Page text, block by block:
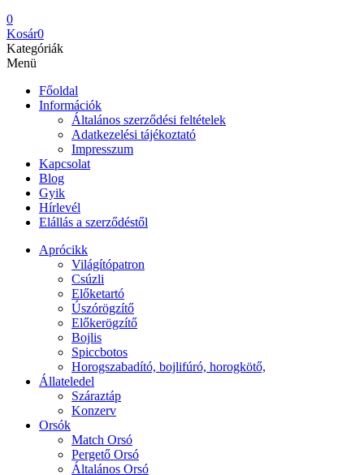
0
Kosár0
Kategóriák
Menü
Főoldal
Információk
Általános szerződési feltételek
Adatkezelési tájékoztató
Impresszum
Kapcsolat
Blog
Gyik
Hírlevél
Elállás a szerződéstől
Aprócikk
Világítópatron
Csúzli
Előketartó
Úszórögzítő
Előkerögzítő
Bojlis
Spiccbotos
Horogszabadító, bojlifúró, horogkötő,
Állateledel
Száraztáp
Konzerv
Orsók
Match Orsó
Pergető Orsó
Általános Orsó